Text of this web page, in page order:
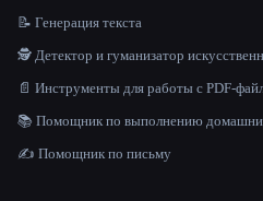
📝 Генерация текста
🕵️ Детектор и гуманизатор
📄 Инструменты для работы с PDF-
📚 Помощник по выполнению
✍️ Помощник по письму